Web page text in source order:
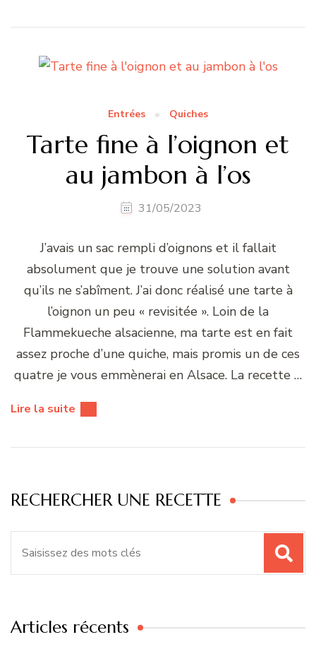
Entrées Quiches
Tarte fine à l’oignon et
au jambon à l’os
31/05/2023
J’avais un sac rempli d’oignons et il fallait
absolument que je trouve une solution avant
qu’ils ne s’abîment. J’ai donc réalisé une tarte à
l’oignon un peu « revisitée ». Loin de la
Flammekueche alsacienne, ma tarte est en fait
assez proche d’une quiche, mais promis un de ces
quatre je vous emmènerai en Alsace. La recette …
Lire la suite
RECHERCHER UNE RECETTE
Articles récents